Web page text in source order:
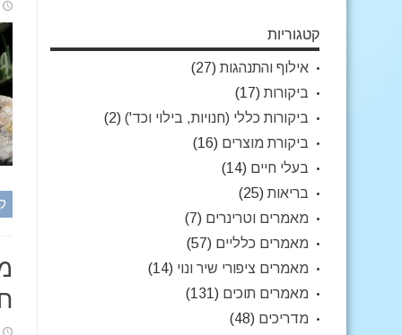
קטגוריות
אילוף והתנהגות (27)
ביקורות (17)
ביקורות כללי (חנויות, בילוי וכד') (2)
ביקורת מוצרים (16)
בעלי חיים (14)
בריאות (25)
מאמרים וטרינרים (7)
מאמרים כלליים (57)
מאמרים ציפורי שיר ונוי (14)
מאמרים תוכים (131)
מדריכים (48)